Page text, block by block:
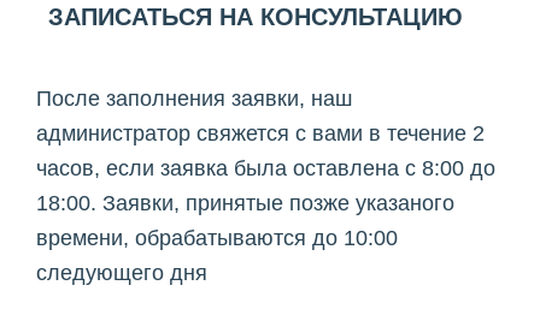
ЗАПИСАТЬСЯ НА КОНСУЛЬТАЦИЮ
После заполнения заявки, наш
администратор свяжется с вами в течение 2
часов, если заявка была оставлена с 8:00 до
18:00. Заявки, принятые позже указаного
времени, обрабатываются до 10:00
следующего дня